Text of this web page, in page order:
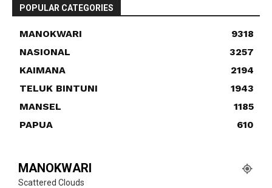
POPULAR CATEGORIES
MANOKWARI
9318
NASIONAL
3257
KAIMANA
2194
TELUK BINTUNI
1943
MANSEL
1185
PAPUA
610
MANOKWARI
Scattered Clouds